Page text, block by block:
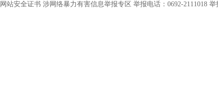
网站安全证书 涉网络暴力有害信息举报专区 举报电话：0692-2111018 举